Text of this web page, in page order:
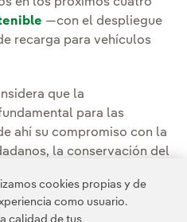
—con el despliegue
recarga para vehículos
que la
para las
ahí su compromiso con la
la conservación del
como elprincipal
deporte en España.
cookies propias y de
como usuario.
calidad de tus